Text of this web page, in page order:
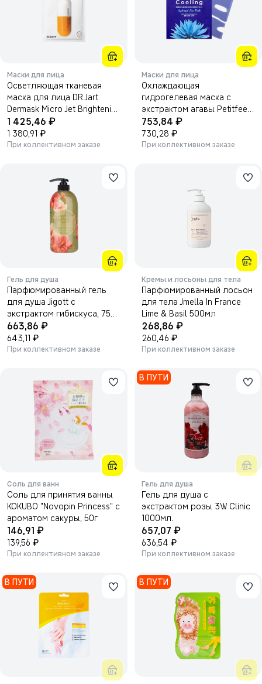
Маски для лица
Осветляющая тканевая
маска для лица DR.Jart
Dermask Micro Jet Brightening
Solution, с глутатионом,
30г*5шт
1 425,46 ₽
1 380,91 ₽
При коллективном заказе
Маски для лица
Охлаждающая
гидрогелевая маска с
экстрактом агавы Petitfee
Agave Cooling Hydrogel
Face Mask 32г*5шт
753,84 ₽
730,28 ₽
При коллективном заказе
Гель для душа
Парфюмированный гель
для душа Jigott с
экстрактом гибискуса, 750
мл
663,86 ₽
643,11 ₽
При коллективном заказе
Кремы и лосьоны для тела
Парфюмированный лосьон
для тела Jmella In France
Lime & Basil 500мл
268,86 ₽
260,46 ₽
При коллективном заказе
Соль для ванн
Соль для принятия ванны
KOKUBO "Novopin Princess" с
ароматом сакуры, 50г
146,91 ₽
139,56 ₽
При коллективном заказе
В ПУТИ
Гель для душа
Гель для душа с
экстрактом розы 3W Clinic
1000мл.
657,07 ₽
636,54 ₽
При коллективном заказе
В ПУТИ В ПУТИ